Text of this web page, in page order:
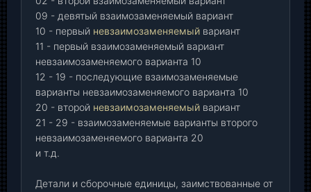
09 - девятый взаимозаменяемый вариант
10 - первый невзаимозаменяемый вариант
11 - первый взаимозаменяемый вариант
невзаимозаменяемого варианта 10
12 - 19 - последующие взаимозаменяемые
варианты невзаимозаменяемого варианта 10
20 - второй невзаимозаменяемый вариант
21 - 29 - взаимозаменяемые варианты второго
невзаимозаменяемого варианта 20
и т.д.
Детали и сборочные единицы, заимствованные от